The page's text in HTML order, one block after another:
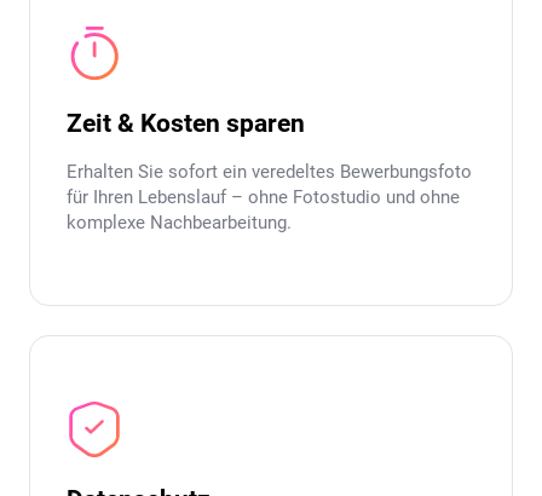
Zeit & Kosten sparen
Erhalten Sie sofort ein veredeltes Bewerbungsfoto
für Ihren Lebenslauf – ohne Fotostudio und ohne
komplexe Nachbearbeitung.